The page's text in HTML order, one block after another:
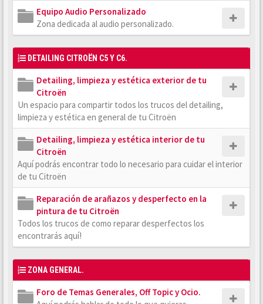
Equipo Audio Personalizado
Zona dedicada al audio personalizado.
DETAILING CITROËN C5 Y C6.
Detailing, limpieza y estética exterior de tu
Citroën
Un espacio para compartir todos los trucos del detailing,
limpieza y estética en general de tu Citroën
Detailing, limpieza y estética interior de tu
Citroën
Aquí podrás encontrar todo lo necesario para cuidar el interior
de tu Citroën
Reparación de arañazos y desperfecto en la
pintura de tu Citroën
Todos los trucos de como reparar desperfectos los
encontrarás aquí!
ZONA GENERAL.
Foro de Temas Generales, Off Topic y Ocio.